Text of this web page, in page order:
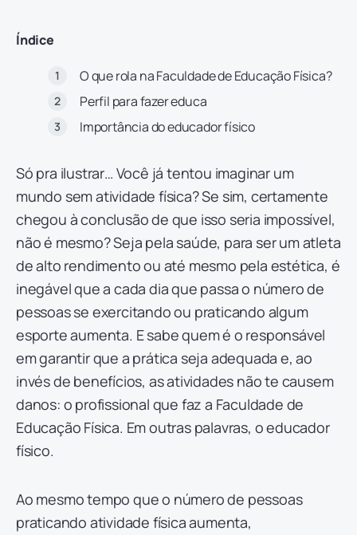
Índice
O que rola na Faculdade de Educação Física?
Perfil para fazer educa
Importância do educador físico
Só pra ilustrar… Você já tentou imaginar um
mundo sem atividade física? Se sim, certamente
chegou à conclusão de que isso seria impossível,
não é mesmo? Seja pela saúde, para ser um atleta
de alto rendimento ou até mesmo pela estética, é
inegável que a cada dia que passa o número de
pessoas se exercitando ou praticando algum
esporte aumenta. E sabe quem é o responsável
em garantir que a prática seja adequada e, ao
invés de benefícios, as atividades não te causem
danos: o profissional que faz a Faculdade de
Educação Física. Em outras palavras, o educador
físico.
Ao mesmo tempo que o número de pessoas
praticando atividade física aumenta,